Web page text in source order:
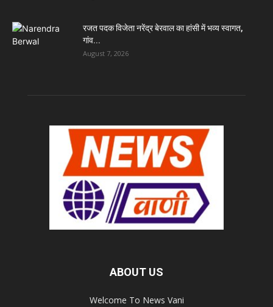
रजत पदक विजेता नरेंद्र बेरवाल का हांसी में भव्य स्वागत,
गांव...
August 7, 2026
ABOUT US
Welcome To News Vani